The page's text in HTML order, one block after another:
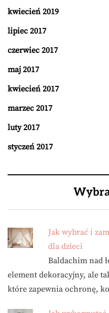
kwiecień 2019
lipiec 2017
czerwiec 2017
maj 2017
kwiecień 2017
marzec 2017
luty 2017
styczeń 2017
Jak wybrać i
dla dzieci
Baldachim nad
element dekoracyjny, ale
które zapewnia ochronę,